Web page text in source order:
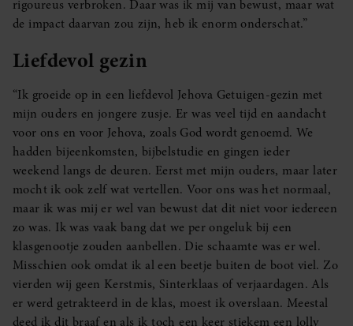
rigoureus verbroken. Daar was ik mij van bewust, maar wat
de impact daarvan zou zijn, heb ik enorm onderschat.”
Liefdevol gezin
“Ik groeide op in een liefdevol Jehova Getuigen-gezin met
mijn ouders en jongere zusje. Er was veel tijd en aandacht
voor ons en voor Jehova, zoals God wordt genoemd. We
hadden bijeenkomsten, bijbelstudie en gingen ieder
weekend langs de deuren. Eerst met mijn ouders, maar later
mocht ik ook zelf wat vertellen. Voor ons was het normaal,
maar ik was mij er wel van bewust dat dit niet voor iedereen
zo was. Ik was vaak bang dat we per ongeluk bij een
klasgenootje zouden aanbellen. Die schaamte was er wel.
Misschien ook omdat ik al een beetje buiten de boot viel. Zo
vierden wij geen Kerstmis, Sinterklaas of verjaardagen. Als
er werd getrakteerd in de klas, moest ik overslaan. Meestal
deed ik dit braaf en als ik toch een keer stiekem een lolly